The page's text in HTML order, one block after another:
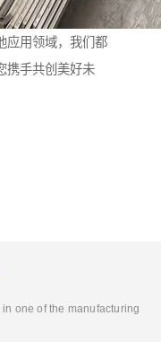
应用领域，我们都
携手共创美好未
one of the manufacturing